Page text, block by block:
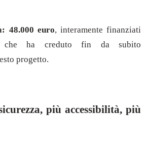
48.000 euro, interamente finanziati
che ha creduto fin da subito
progetto.
più accessibilità, più